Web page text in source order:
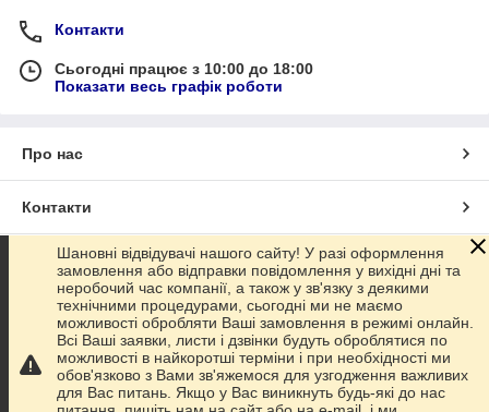
Контакти
Сьогодні працює з 10:00 до 18:00
Показати весь графік роботи
Про нас
Контакти
Доставка та оплата
Графік роботи
Повна версія сайту
Шановні відвідувачі нашого сайту! У разі оформлення
замовлення або відправки повідомлення у вихідні дні та
неробочий час компанії, а також у зв'язку з деякими
технічними процедурами, сьогодні ми не маємо
можливості обробляти Ваші замовлення в режимі онлайн.
Всі Ваші заявки, листи і дзвінки будуть оброблятися по
можливості в найкоротші терміни і при необхідності ми
обов'язково з Вами зв'яжемося для узгодження важливих
для Вас питань. Якщо у Вас виникнуть будь-які до нас